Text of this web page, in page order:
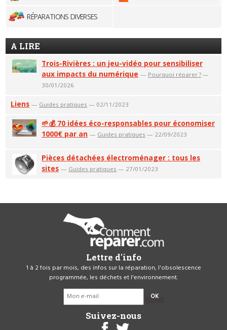
RÉPARATIONS DIVERSES
A LIRE
Trois-Rivières : un jeu-vidéo pour sensibiliser
aux impacts du numérique — Pourquoi réparer ? —
30/01/2026
Liens — Guides pratiques — 02/11/2023
🌱💰 70 idées éco-responsables pour économiser
1000€ par an — Guides pratiques — 22/09/2023
Pièces détachées électroménager : tous les
sites — Guides pratiques — 27/01/2023
Lettre d'info
1 à 2 fois par mois, des infos sur la réparation, l'obsolescence
programmée, les déchets et l'environnement.
OK
Suivez-nous